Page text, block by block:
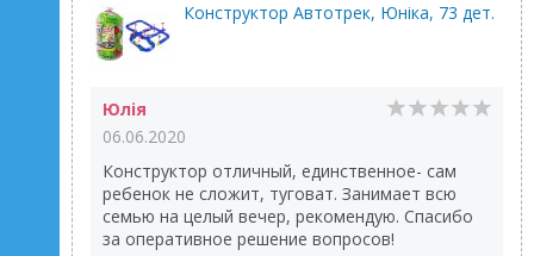
Конструктор Автотрек, Юніка, 73 дет.
Юлія
06.06.2020
Конструктор отличный, единственное- сам
ребенок не сложит, туговат. Занимает всю
семью на целый вечер, рекомендую. Спасибо
за оперативное решение вопросов!